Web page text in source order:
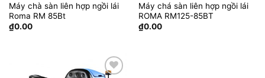
Máy chà sàn liên hợp ngồi lái
Roma RM 85Bt
₫0.00
Máy chá sàn liên hợp ngồi lái
ROMA RM125-85BT
₫0.00